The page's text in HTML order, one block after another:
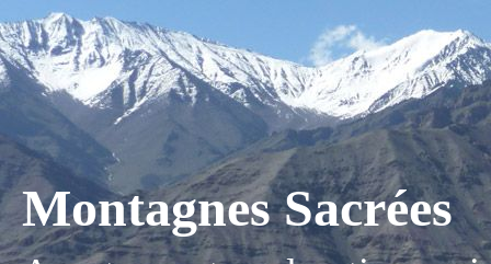
Montagnes Sacrées